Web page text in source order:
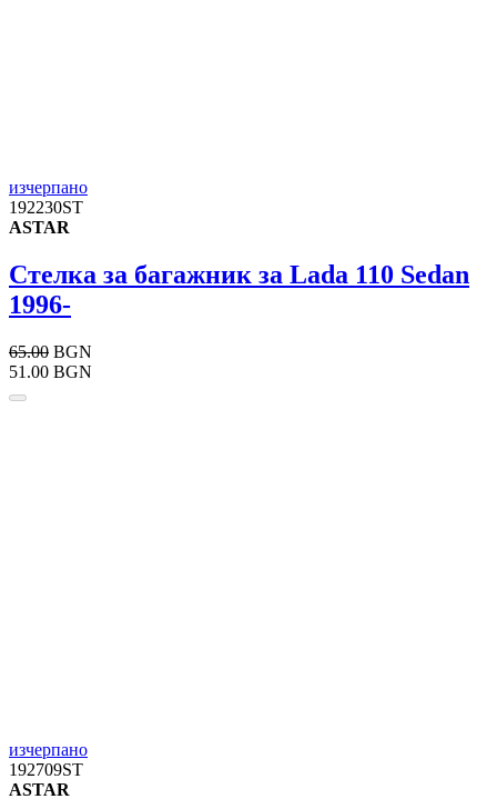
изчерпано
192230ST
ASTAR
Стелка за багажник за Lada 110 Sedan
1996-
65.00 BGN
51.00 BGN
изчерпано
192709ST
ASTAR